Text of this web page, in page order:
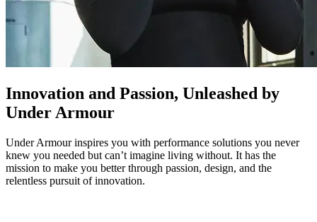
Innovation and Passion, Unleashed by
Under Armour
Under Armour inspires you with performance solutions you never
knew you needed but can’t imagine living without. It has the
mission to make you better through passion, design, and the
relentless pursuit of innovation.